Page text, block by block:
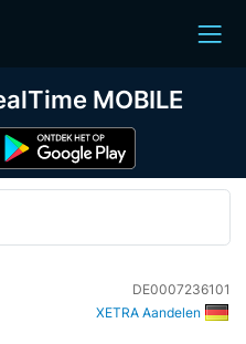
DE0007236101
XETRA Aandelen
MOBILE